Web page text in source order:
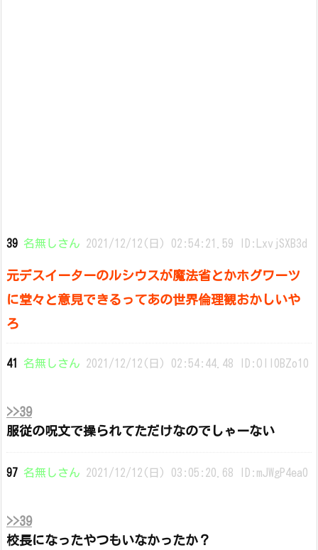
39 名無しさん 2021/12/12(日) 02:54:21.59 ID:LxvjSXB3d
元デスイーターのルシウスが魔法省とかホグワーツ
に堂々と意見できるってあの世界倫理観おかしいや
ろ
41 名無しさん 2021/12/12(日) 02:54:44.48 ID:OlI0BZo10
>>39
服従の呪文で操られてただけなのでしゃーない
97 名無しさん 2021/12/12(日) 03:05:20.68 ID:mJWgP4ea0
>>39
校長になったやつもいなかったか？